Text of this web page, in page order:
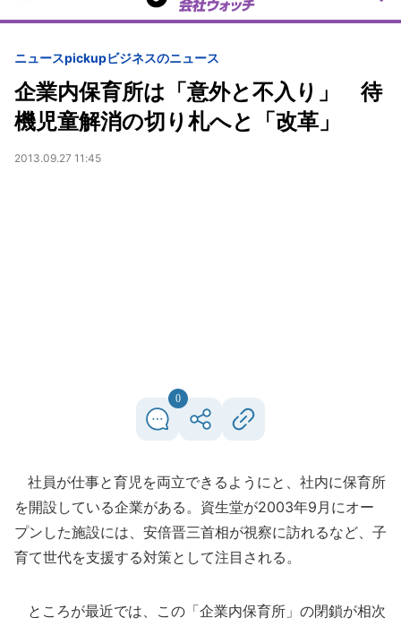
ニュースpickupビジネスのニュース
企業内保育所は「意外と不入り」 待
機児童解消の切り札へと「改革」
2013.09.27 11:45
0
社員が仕事と育児を両立できるようにと、社内に保育所
を開設している企業がある。資生堂が2003年9月にオー
プンした施設には、安倍晋三首相が視察に訪れるなど、子
育て世代を支援する対策として注目される。
ところが最近では、この「企業内保育所」の閉鎖が相次